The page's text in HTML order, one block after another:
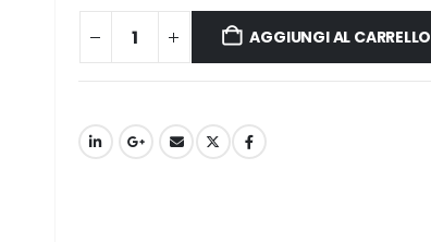
AGGIUNGI AL CARRELLO